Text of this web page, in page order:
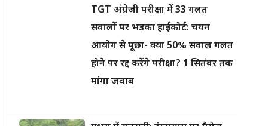
TGT अंग्रेजी परीक्षा में 33 गलत
सवालों पर भड़का हाईकोर्ट: चयन
आयोग से पूछा- क्या 50% सवाल गलत
होने पर रद्द करेंगे परीक्षा? 1 सितंबर तक
मांगा जवाब